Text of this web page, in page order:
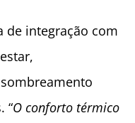
de integração com
“O conforto térmico